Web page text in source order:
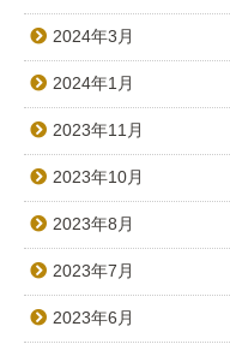
2024年3月
2024年1月
2023年11月
2023年10月
2023年8月
2023年7月
2023年6月